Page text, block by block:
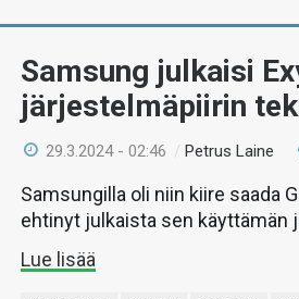
Samsung julkaisi
järjestelmäpiirin
29.3.2024 - 02:46 /Petrus Laine
Samsungilla oli niin kiire saada
ehtinyt julkaista sen käyttämän
Lue lisää